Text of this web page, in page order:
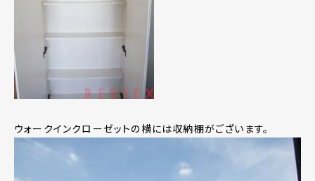
ウォークインクローゼットの横には収納棚がございます。